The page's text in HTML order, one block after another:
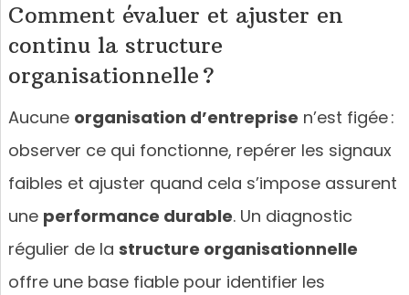
Comment évaluer et ajuster en
continu la structure
organisationnelle ?
Aucune organisation d’entreprise n’est figée :
observer ce qui fonctionne, repérer les signaux
faibles et ajuster quand cela s’impose assurent
une performance durable. Un diagnostic
régulier de la structure organisationnelle
offre une base fiable pour identifier les